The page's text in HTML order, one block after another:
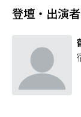
登壇・出演者